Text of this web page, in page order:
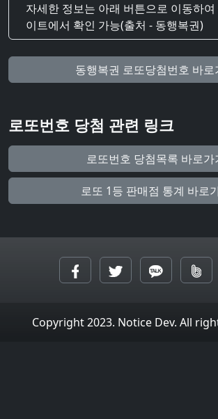
자세한 정보는 아래 버튼으로 이동하
이트에서 확인 가능(출처 - 동행복권)
동행복권 로또당첨번호 바로
로또번호 당첨 관련 링크
로또번호 당첨목록 바로가
로또 1등 판매점 통계 바로
Copyright 2023. Notice Dev. All